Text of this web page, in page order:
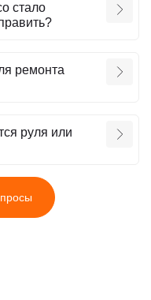
стало
ремонта
руля или